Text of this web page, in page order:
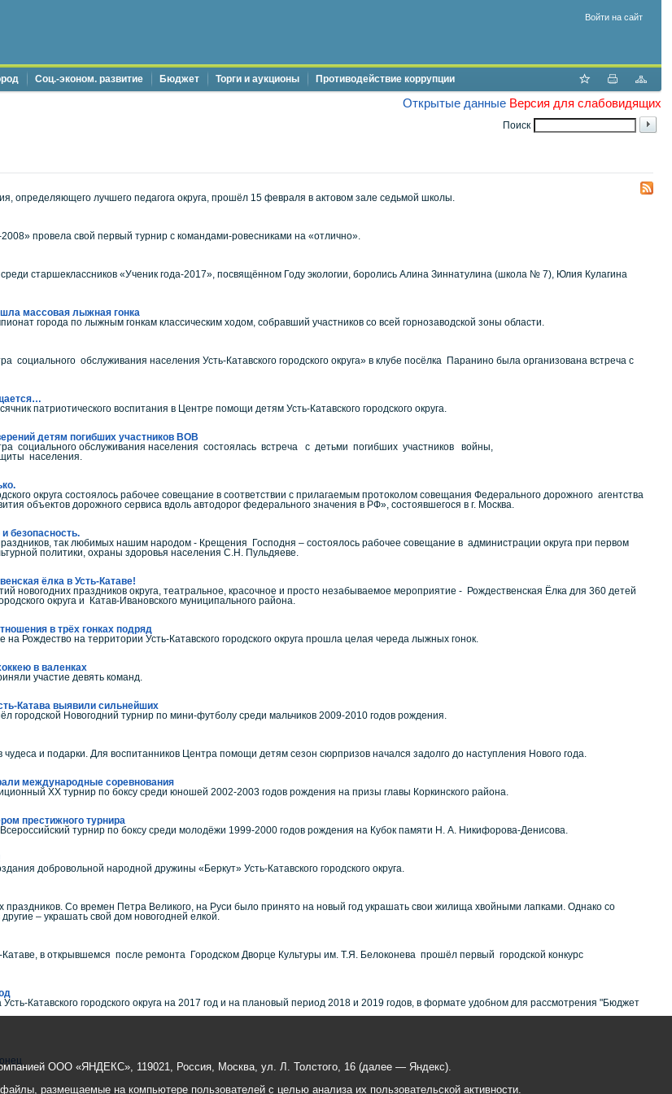
Войти на сайт
Соц.-эконом. развитие Бюджет Торги и аукционы Противодействие коррупции
Открытые данные Версия для слабовидящих
Поиск
определяющего лучшего педагога округа, прошёл 15 февраля в актовом зале седьмой школы.
провела свой первый турнир с командами-ровесниками на «отлично».
старшеклассников «Ученик года-2017», посвящённом Году экологии, боролись Алина Зиннатулина (школа № 7), Юлия Кулагина
массовая лыжная гонка
города по лыжным гонкам классическим ходом, собравший участников со всей горнозаводской зоны области.
социального обслуживания населения Усть-Катавского городского округа» в клубе посёлка Паранино была организована встреча с
патриотического воспитания в Центре помощи детям Усть-Катавского городского округа.
детям погибших участников ВОВ
социального обслуживания населения состоялась встреча с детьми погибших участников войны,
населения.
округа состоялось рабочее совещание в соответствии с прилагаемым протоколом совещания Федерального дорожного агентства
объектов дорожного сервиса вдоль автодорог федерального значения в РФ», состоявшегося в г. Москва.
безопасность.
так любимых нашим народом - Крещения Господня – состоялось рабочее совещание в администрации округа при первом
политики, охраны здоровья населения С.Н. Пульдяеве.
ёлка в Усть-Катаве!
новогодних праздников округа, театральное, красочное и просто незабываемое мероприятие - Рождественская Ёлка для 360 детей
округа и Катав-Ивановского муниципального района.
в трёх гонках подряд
Рождество на территории Усть-Катавского городского округа прошла целая череда лыжных гонок.
в валенках
участие девять команд.
Катава выявили сильнейших
городской Новогодний турнир по мини-футболу среди мальчиков 2009-2010 годов рождения.
чудеса и подарки. Для воспитанников Центра помощи детям сезон сюрпризов начался задолго до наступления Нового года.
международные соревнования
XX турнир по боксу среди юношей 2002-2003 годов рождения на призы главы Коркинского района.
престижного турнира
турнир по боксу среди молодёжи 1999-2000 годов рождения на Кубок памяти Н. А. Никифорова-Денисова.
добровольной народной дружины «Беркут» Усть-Катавского городского округа.
Со времен Петра Великого, на Руси было принято на новый год украшать свои жилища хвойными лапками. Однако со
– украшать свой дом новогодней елкой.
Катаве, в открывшемся после ремонта Городском Дворце Культуры им. Т.Я. Белоконева прошёл первый городской конкурс
Катавского городского округа на 2017 год и на плановый период 2018 и 2019 годов, в формате удобном для рассмотрения "Бюджет
ООО «ЯНДЕКС», 119021, Россия, Москва, ул. Л. Толстого, 16 (далее — Яндекс).
размещаемые на компьютере пользователей с целью анализа их пользовательской активности.